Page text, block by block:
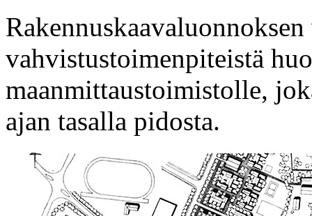
vahvistustoimenpiteistä
maanmittaustoimistolle,
ajan tasalla pidosta.